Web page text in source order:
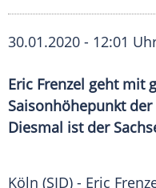
30.01.2020 - 12:01
Eric Frenzel geht mit
Saisonhöhepunkt
Diesmal ist der
Köln (SID) - Eric